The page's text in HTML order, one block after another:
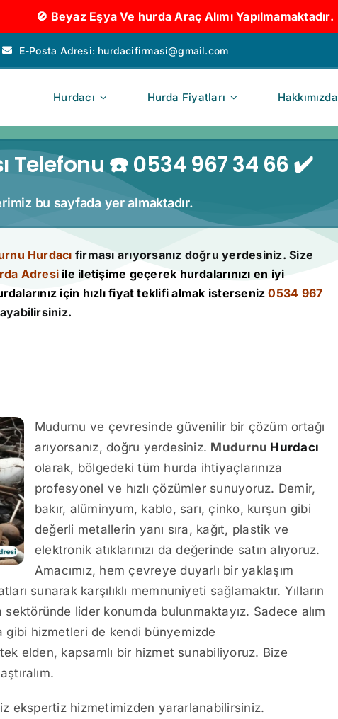
🚫 Beyaz Eşya Ve hurda Araç Alımı Yapılmamaktadır.
E-Posta Adresi: hurdacifirmasi@gmail.com
Hurdacı Hurda Fiyatları Hakkımızda
Telefonu ☎️ 0534 967 34 66 ✔️
bu sayfada yer almaktadır.
Hurdacı firması arıyorsanız doğru yerdesiniz. Size
Adresi ile iletişime geçerek hurdalarınızı en iyi
için hızlı fiyat teklifi almak isterseniz0534 967
Mudurnu ve çevresinde güvenilir bir çözüm ortağı
arıyorsanız, doğru yerdesiniz. Mudurnu Hurdacı
olarak, bölgedeki tüm hurda ihtiyaçlarınıza
profesyonel ve hızlı çözümler sunuyoruz. Demir,
bakır, alüminyum, kablo, sarı, çinko, kurşun gibi
değerli metallerin yanı sıra, kağıt, plastik ve
elektronik atıklarınızı da değerinde satın alıyoruz.
Amacımız, hem çevreye duyarlı bir yaklaşım
sunarak karşılıklı memnuniyeti sağlamaktır. Yılların
lider konumda bulunmaktayız. Sadece alım
gibi hizmetleri de kendi bünyemizde
elden, kapsamlı bir hizmet sunabiliyoruz. Bize
ekspertiz hizmetimizden yararlanabilirsiniz.